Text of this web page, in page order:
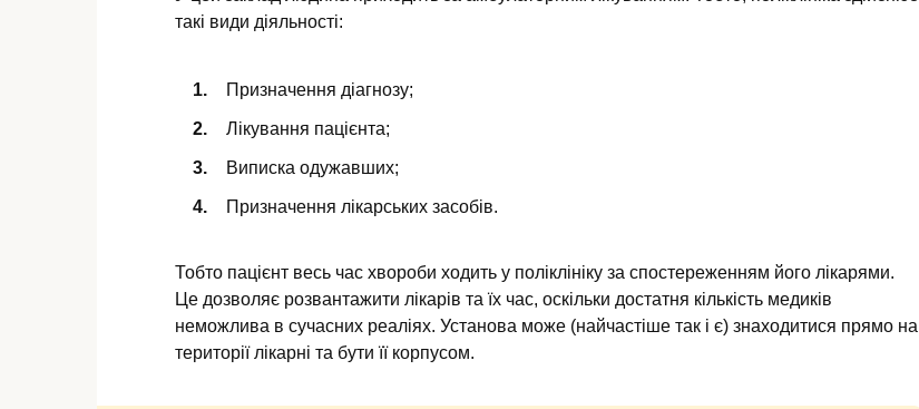
такі види діяльності:
Призначення діагнозу;
Лікування пацієнта;
Виписка одужавших;
Призначення лікарських засобів.
Тобто пацієнт весь час хвороби ходить у поліклініку за спостереженням його лікарями.
Це дозволяє розвантажити лікарів та їх час, оскільки достатня кількість медиків
неможлива в сучасних реаліях. Установа може (найчастіше так і є) знаходитися прямо на
території лікарні та бути її корпусом.